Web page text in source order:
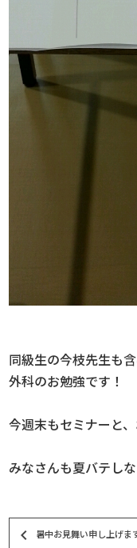
同級生の今枝先生も
外科のお勉強です！
今週末もセミナーと
みなさんも夏バテし
keyboard_arrow_left 暑中お見舞い申し上げま